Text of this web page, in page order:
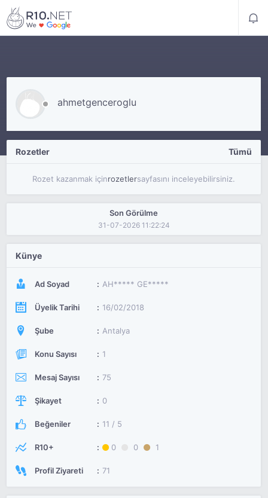
ahmetgenceroglu
Rozetler Tümü
Rozet kazanmak içinrozetlersayfasını inceleyebilirsiniz.
Son Görülme
31-07-2026 11:22:24
Künye
Ad Soyad AH***** GE*****
Üyelik Tarihi 16/02/2018
Şube Antalya
Konu Sayısı 1
Mesaj Sayısı 75
Şikayet 0
Beğeniler 11 / 5
R10+ 0 0 1
Profil Ziyareti 71